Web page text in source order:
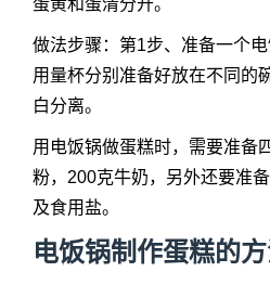
蛋黄和蛋清分开。
做法步骤：第1步、准备一个
用量杯分别准备好放在不同的
白分离。
用电饭锅做蛋糕时，需要准备
粉，200克牛奶，另外还要准
及食用盐。
电饭锅制作蛋糕的